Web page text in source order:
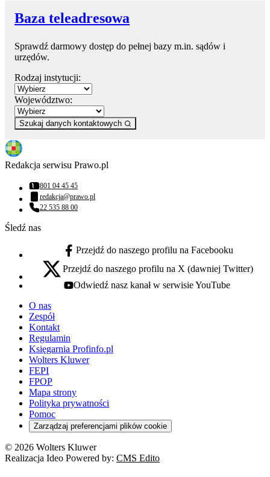
Baza teleadresowa
Sprawdź darmowy dostęp do pełnej bazy m.in. sądów i
urzędów.
Rodzaj instytucji:
Województwo:
Szukaj danych kontaktowych
Redakcja serwisu Prawo.pl
Numer telefonu:
801 04 45 45
Adres email:
redakcja@prawo.pl
Numer telefonu:
22 535 88 00
Śledź nas
facebook - otwiera się w nowej karcie
Przejdź do naszego profilu na Facebooku
x - otwiera się w nowej karcie
Przejdź do naszego profilu na X (dawniej Twitter)
youtube - otwiera się w nowej karcie
Odwiedź nasz kanał w serwisie YouTube
O nas
Zespół
Kontakt
Regulamin
Księgarnia Profinfo.pl
Wolters Kluwer
FEPI
FPOP
Mapa strony
Polityka prywatności
Pomoc
Zarządzaj preferencjami plików cookie
© 2026 Wolters Kluwer
Realizacja Ideo Powered by: CMS Edito